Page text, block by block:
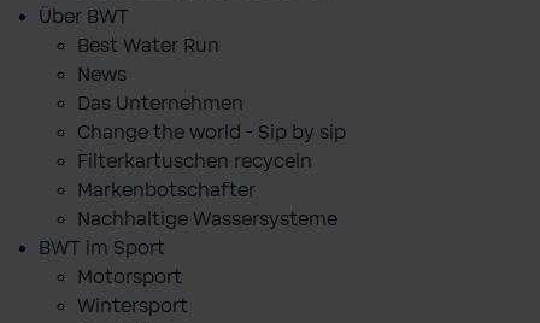
Über BWT
Best Water Run
News
Das Unternehmen
Change the world - Sip by sip
Filterkartuschen recyceln
Markenbotschafter
Nachhaltige Wassersysteme
BWT im Sport
Motorsport
Wintersport